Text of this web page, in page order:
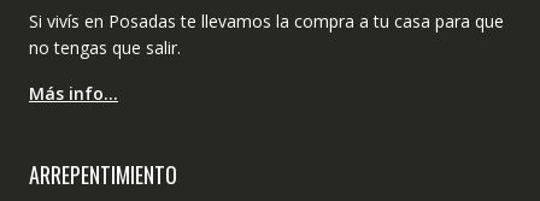
Si vivís en Posadas te llevamos la compra a tu casa para que
no tengas que salir.
Más info…
ARREPENTIMIENTO